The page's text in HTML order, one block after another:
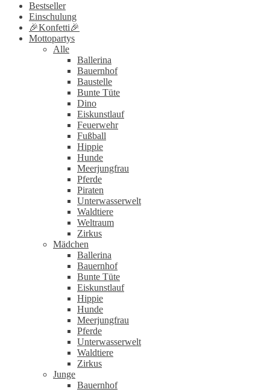
Bestseller
Einschulung
🎉Konfetti🎉
Mottopartys
Alle
Ballerina
Bauernhof
Baustelle
Bunte Tüte
Dino
Eiskunstlauf
Feuerwehr
Fußball
Hippie
Hunde
Meerjungfrau
Pferde
Piraten
Unterwasserwelt
Waldtiere
Weltraum
Zirkus
Mädchen
Ballerina
Bauernhof
Bunte Tüte
Eiskunstlauf
Hippie
Hunde
Meerjungfrau
Pferde
Unterwasserwelt
Waldtiere
Zirkus
Junge
Bauernhof